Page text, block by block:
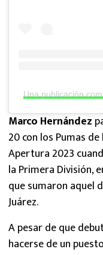
Una publicación
Marco Hernández
20 con los Pumas
Apertura 2023
la Primera División,
que sumaron aquel
Juárez.
A pesar de que
hacerse de un